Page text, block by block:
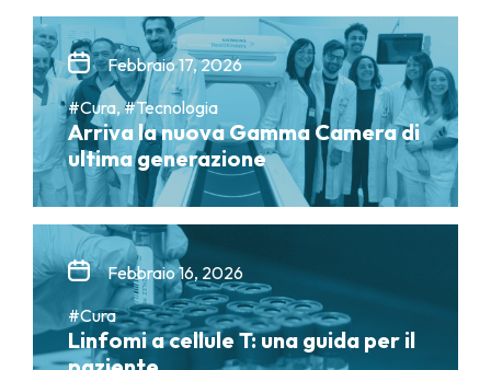
Febbraio 17, 2026
#Cura, #Tecnologia
Arriva la nuova Gamma Camera di
ultima generazione
Febbraio 16, 2026
#Cura
Linfomi a cellule T: una guida per il